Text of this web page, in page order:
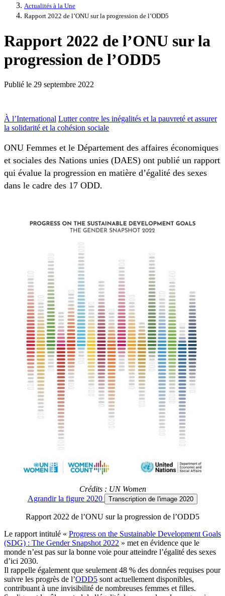
Actualités à la Une
Rapport 2022 de l’ONU sur la progression de l’ODD5
Rapport 2022 de l’ONU sur la
progression de l’ODD5
Publié le 29 septembre 2022
À l’International Lutter contre les inégalités et la pauvreté et assurer
la solidarité et la cohésion sociale
ONU Femmes et le Département des affaires économiques
et sociales des Nations unies (DAES) ont publié un rapport
qui évalue la progression en matière d’égalité des sexes
dans le cadre des 17 ODD.
Crédits : UN Women
Agrandirla figure 2020 Transcription de l'image 2020
Rapport 2022 de l’ONU sur la progression de l’ODD5
Le rapport intitulé « Progress on the Sustainable Development Goals
(SDG) : The Gender Snapshot 2022 » met en évidence que le
monde n’est pas sur la bonne voie pour atteindre l’égalité des sexes
d’ici 2030.
Il rappelle également que seulement 48 % des données requises pour
suivre les progrès de l’ODD5 sont actuellement disponibles,
contribuant à une invisibilité de nombreuses femmes et filles.